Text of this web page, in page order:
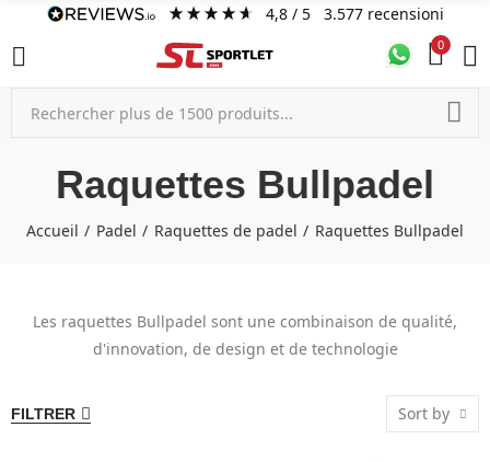
4,8/ 5 3.577 recensioni
0
Raquettes Bullpadel
Accueil Padel Raquettes de padel Raquettes Bullpadel
Les raquettes Bullpadel sont une combinaison de qualité,
d'innovation, de design et de technologie
FILTRER Sort by